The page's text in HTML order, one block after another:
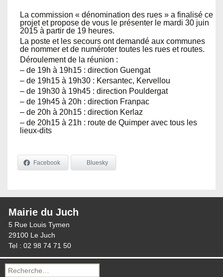
La commission « dénomination des rues » a finalisé ce
projet et propose de vous le présenter le mardi 30 juin
2015 à partir de 19 heures.
La poste et les secours ont demandé aux communes
de nommer et de numéroter toutes les rues et routes.
Déroulement de la réunion :
– de 19h à 19h15 : direction Guengat
– de 19h15 à 19h30 : Kersantec, Kervellou
– de 19h30 à 19h45 : direction Pouldergat
– de 19h45 à 20h : direction Franpac
– de 20h à 20h15 : direction Kerlaz
– de 20h15 à 21h : route de Quimper avec tous les
lieux-dits
Facebook Bluesky
Mairie du Juch
5 Rue Louis Tymen
29100 Le Juch
Tel : 02 98 74 71 50
Recherche